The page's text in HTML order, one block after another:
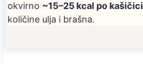
okvirno ~15–25 kcal po kašičici
količine ulja i brašna.